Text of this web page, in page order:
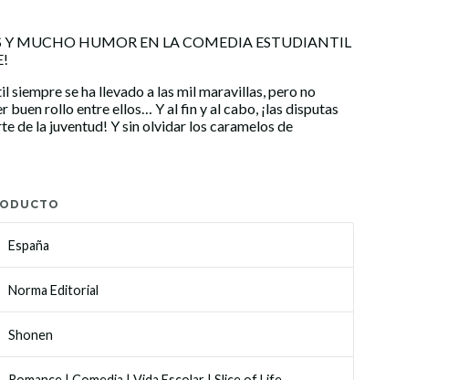
Y MUCHO HUMOR EN LA COMEDIA ESTUDIANTIL
siempre se ha llevado a las mil maravillas, pero no
buen rollo entre ellos… Y al fin y al cabo, ¡las disputas
de la juventud! Y sin olvidar los caramelos de
España
Norma Editorial
Shonen